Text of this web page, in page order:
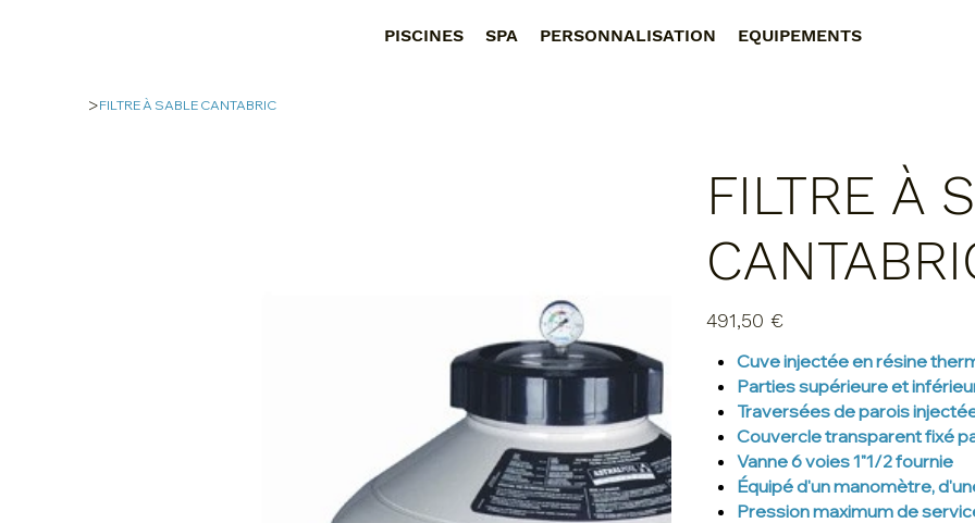
PISCINES SPA PERSONNALISATION EQUIPEMENTS
>FILTRE À SABLE CANTABRIC
FILTRE À
491,50 €
Cuve injectée en résine
Parties supérieure et
Traversées de parois
Couvercle transparent fixé
Vanne 6 voies 1"1/2 fournie
Équipé d'un manomètre,
Pression maximum de